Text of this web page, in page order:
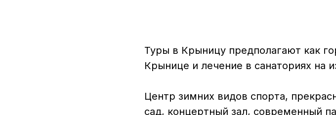
Туры в Крыницу предполагают как
Крынице и лечение в санаториях на
Центр зимних видов спорта,
сад, концертный зал, современный